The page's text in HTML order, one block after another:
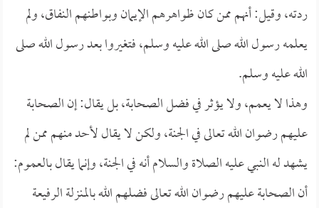
ردته، وقيل: أنهم ممن كان ظواهرهم الإيمان وبواطنهم النفاق، ولم
يعلمه رسول الله صلى الله عليه وسلم، فتغيروا بعد رسول الله صلى
الله عليه وسلم.
وهذا لا يعمم، ولا يؤثر في فضل الصحابة، بل يقال: إن الصحابة
عليهم رضوان الله تعالى في الجنة، ولكن لا يقال لأحد منهم ممن لم
يشهد له النبي عليه الصلاة والسلام أنه في الجنة، وإنما يقال بالعموم:
أن الصحابة عليهم رضوان الله تعالى فضلهم الله بالمنزلة الرفيعة